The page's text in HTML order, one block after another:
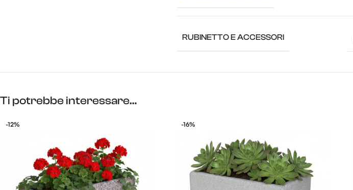
RUBINETTO E ACCESSORI
Ti potrebbe interessare…
-12% -16%